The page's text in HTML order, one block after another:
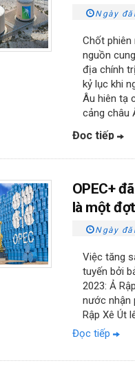
Ngày
Chốt phiên
nguồn
địa chính
kỷ lục khi
Âu hiên tạ
cảng châu
Đọc tiếp
OPEC+
là một
Ngày
Việc tăng
tuyến bởi
2023: Ả
nước nhận
Rập Xê Út
Đọc tiếp